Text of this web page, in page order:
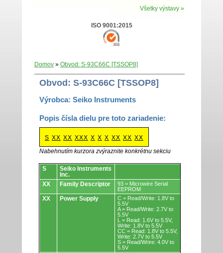
Všetky výstavy »
ISO 9001:2015
Domov » Obvod: S-93C66C [TSSOP8]
Obvod: S-93C66C [TSSOP8]
Výrobca: Seiko Instruments
Popis čísla dielu pre toto zariadenie:
S XX XX XXX X X X XX XX XX
Nabehnutím kurzora zvýraznite konkrétnu sekciu
Obvody.
S
Seiko Instruments
Inc.
XX
Family Descriptor
93 = Microwire Serial
EEPROM
XX Power Supply
C = Read/Write: 1.8V to
5.5V
A = Read/Write: 2.7V to
5.5V
L = Read: 1.6V to 5.5V,
Write: 1.8V to 5.5V
CC = Read: 1.8V to 5.5V,
Write: 2.7V to 5.5V
S = Read/Wrire: 4.0V to
5.5V